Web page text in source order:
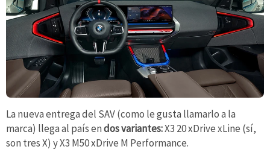
La nueva entrega del SAV (como le gusta llamarlo a la
marca) llega al país endos variantes:X3 20 xDrive xLine (sí,
son tres X) y X3 M50 xDrive M Performance.